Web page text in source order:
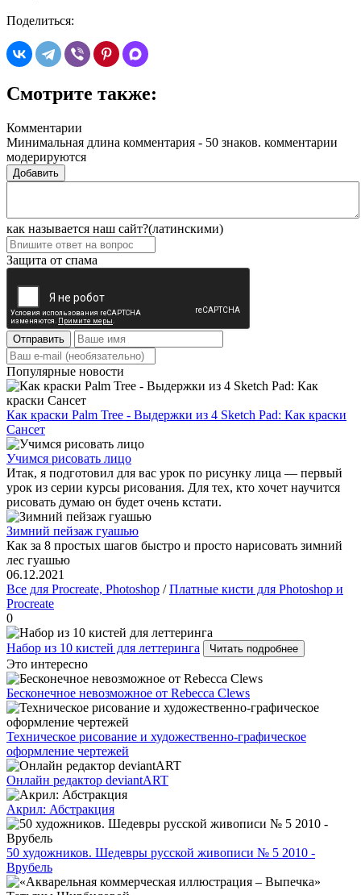
Поделиться:
Смотрите также:
Комментарии
Минимальная длина комментария - 50 знаков. комментарии
модерируются
Добавить
как называется наш сайт?(латинскими)
Защита от спама
Отправить
Популярные новости
Как краски Palm Tree - Выдержки из 4 Sketch Pad: Как краски
Сансет
Учимся рисовать лицо
Итак, я подготовил для вас урок по рисунку лица — первый
урок из серии курсы рисования. Для тех, кто хочет научится
рисовать думаю он будет очень кстати.
Зимний пейзаж гуашью
Как за 8 простых шагов быстро и просто нарисовать зимний
лес гуашью
06.12.2021
Все для Procreate, Photoshop /Платные кисти для Photoshop и
Procreate
0
Набор из 10 кистей для леттеринга Читать подробнее
Это интересно
Бесконечное невозможное от Rebecca Clews
Техническое рисование и художественно-графическое
оформление чертежей
Онлайн редактор deviantART
Акрил: Абстракция
50 художников. Шедевры русской живописи № 5 2010 -
Врубель